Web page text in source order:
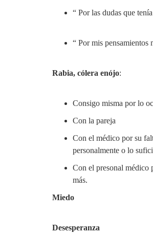
“ Por las dudas que
“ Por mis pensamientos
Rabia, cólera enójo:
Consigo misma por lo
Con la pareja
Con el médico por su
personalmente o lo
Con el presonal médico
más.
Miedo
Desesperanza